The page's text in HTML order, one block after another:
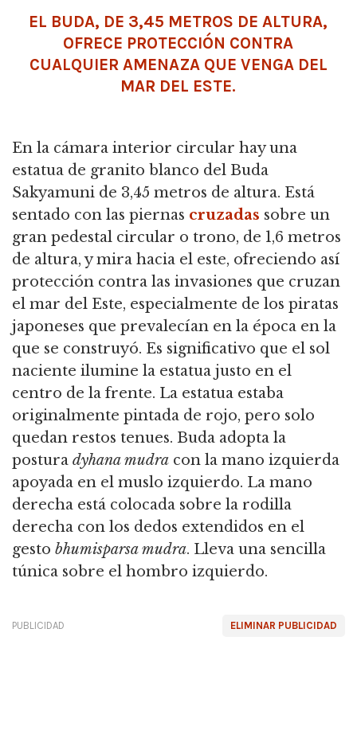
EL BUDA, DE 3,45 METROS DE ALTURA,
OFRECE PROTECCIÓN CONTRA
CUALQUIER AMENAZA QUE VENGA DEL
MAR DEL ESTE.
En la cámara interior circular hay una
estatua de granito blanco del Buda
Sakyamuni de 3,45 metros de altura. Está
sentado con las piernas cruzadas sobre un
gran pedestal circular o trono, de 1,6 metros
de altura, y mira hacia el este, ofreciendo así
protección contra las invasiones que cruzan
el mar del Este, especialmente de los piratas
japoneses que prevalecían en la época en la
que se construyó. Es significativo que el sol
naciente ilumine la estatua justo en el
centro de la frente. La estatua estaba
originalmente pintada de rojo, pero solo
quedan restos tenues. Buda adopta la
postura dyhanamudra con la mano izquierda
apoyada en el muslo izquierdo. La mano
derecha está colocada sobre la rodilla
derecha con los dedos extendidos en el
gesto bhumisparsamudra. Lleva una sencilla
túnica sobre el hombro izquierdo.
ELIMINAR PUBLICIDAD
PUBLICIDAD